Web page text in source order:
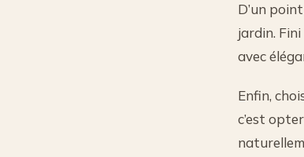
D’un
jardin.
avec
Enfin,
c’est